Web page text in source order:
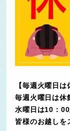
【毎週火曜日は
毎週火曜日は休
水曜日は10：00
皆様のお越しを